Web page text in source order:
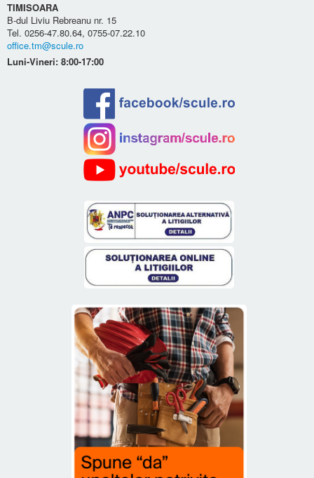
TIMISOARA
B-dul Liviu Rebreanu nr. 15
Tel. 0256-47.80.64, 0755-07.22.10
office.tm@scule.ro
Luni-Vineri: 8:00-17:00